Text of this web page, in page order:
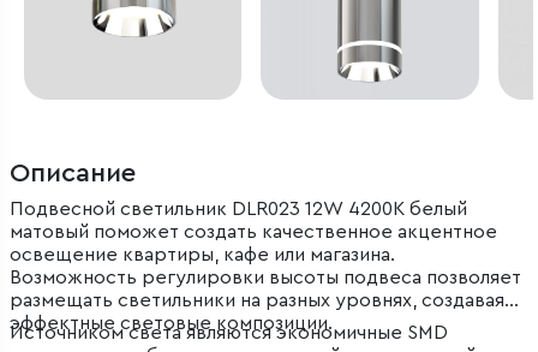
Описание
Подвесной светильник DLR023 12W 4200K белый
матовый поможет создать качественное акцентное
освещение квартиры, кафе или магазина.
Возможность регулировки высоты подвеса позволяет
размещать светильники на разных уровнях, создавая
эффектные световые композиции.
Источником света являются экономичные SMD